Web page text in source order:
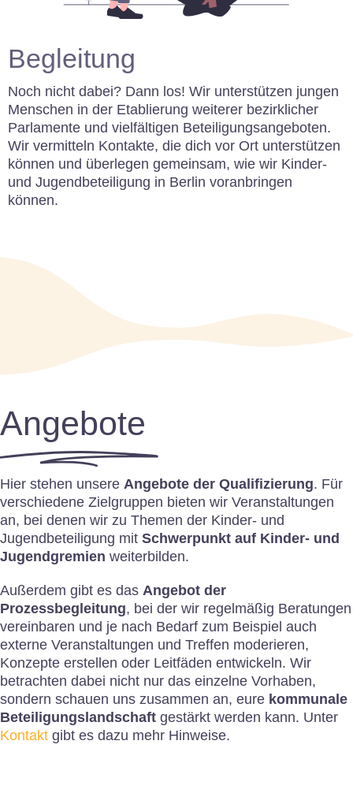
Begleitung
Noch nicht dabei? Dann los! Wir unterstützen jungen
Menschen in der Etablierung weiterer bezirklicher
Parlamente und vielfältigen Beteiligungsangeboten.
Wir vermitteln Kontakte, die dich vor Ort unterstützen
können und überlegen gemeinsam, wie wir Kinder-
und Jugendbeteiligung in Berlin voranbringen
können.
Angebote
Hier stehen unsere Angebote der Qualifizierung. Für
verschiedene Zielgruppen bieten wir Veranstaltungen
an, bei denen wir zu Themen der Kinder- und
Jugendbeteiligung mit Schwerpunkt auf Kinder- und
Jugendgremien weiterbilden.
Außerdem gibt es das Angebot der
Prozessbegleitung, bei der wir regelmäßig Beratungen
vereinbaren und je nach Bedarf zum Beispiel auch
externe Veranstaltungen und Treffen moderieren,
Konzepte erstellen oder Leitfäden entwickeln. Wir
betrachten dabei nicht nur das einzelne Vorhaben,
sondern schauen uns zusammen an, eure kommunale
Beteiligungslandschaftgestärkt werden kann. Unter
Kontaktgibt es dazu mehr Hinweise.